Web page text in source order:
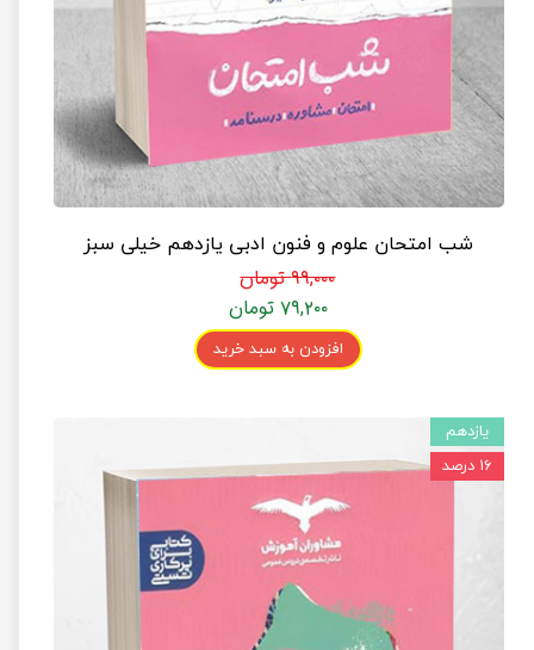
شب امتحان علوم و فنون ادبی یازدهم خیلی سبز
۹۹,۰۰۰ تومان
۷۹,۲۰۰ تومان
افزودن به سبد خرید
یازدهم
۱۶ درصد